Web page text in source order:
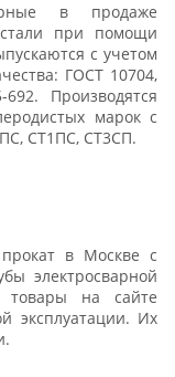
в продаже
стали при помощи
с учетом
ГОСТ 10704,
Производятся
марок с
СТ1ПС, СТ3СП.
в Москве с
электросварной
товары на сайте
эксплуатации. Их